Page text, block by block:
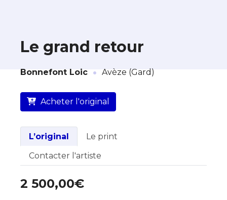
À propos de cette œuvre
L’artiste assume l’entière responsabilité
de cette annonce ainsi que la vente et
la livraison de l’œuvre originale.
Lieu où se trouve l’œuvre originale :
Le grand retour
Bonnefont Loic · Avèze (Gard)
Acheter l'original
L’original
Le print
Contacter l'artiste
2 500,00€